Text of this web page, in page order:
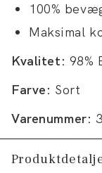
100%
Maksimal
Kvalitet: 98%
Farve: Sort
Varenummer: